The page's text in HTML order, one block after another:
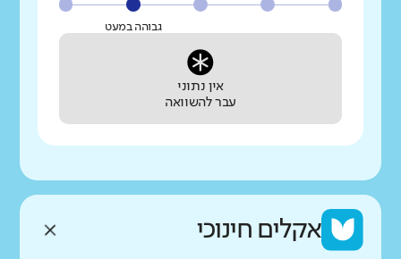
גבוהה במעט
אין נתוני
עבר להשוואה
אקלים חינוכי